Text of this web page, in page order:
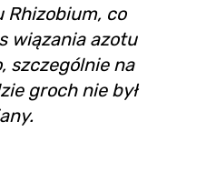
Rhizobium, co
wiązania azotu
szczególnie na
groch nie był